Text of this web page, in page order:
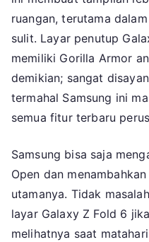
ruangan, terutama
sulit. Layar penutup
memiliki Gorilla Armor
demikian; sangat
termahal Samsung ini
semua fitur terbaru
Samsung bisa saja
Open dan
utamanya. Tidak
layar Galaxy Z Fold 6
melihatnya saat